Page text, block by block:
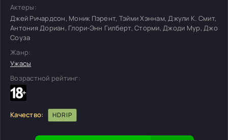
Актеры:
Джей Ричардсон, Моник Пэрент, Тэйми Хэннам, Джули К. Смит,
Антония Дориан, Глори-Энн Гилберт, Сторми, Джоди Мур, Джо
Соуза
Жанр:
Ужасы
Возрастной рейтинг:
Качество: HDRIP